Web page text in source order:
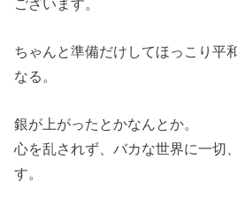
ございます。
ちゃんと準備だけしてほっこり平
なる。
銀が上がったとかなんとか。
心を乱されず、バカな世界に一切
す。